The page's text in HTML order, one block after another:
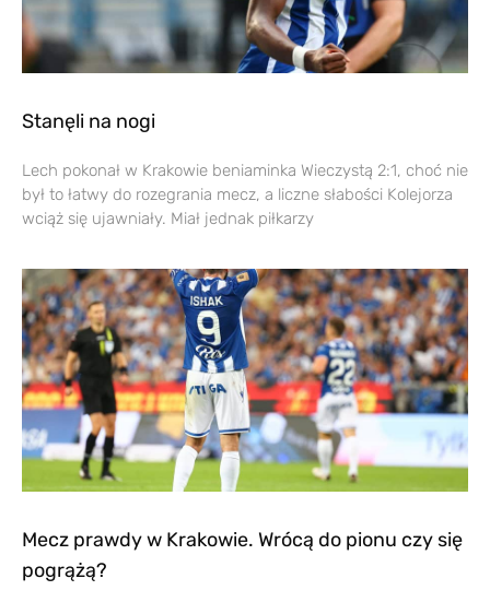
Stanęli na nogi
Lech pokonał w Krakowie beniaminka Wieczystą 2:1, choć nie
był to łatwy do rozegrania mecz, a liczne słabości Kolejorza
wciąż się ujawniały. Miał jednak piłkarzy
Mecz prawdy w Krakowie. Wrócą do pionu czy się
pogrążą?